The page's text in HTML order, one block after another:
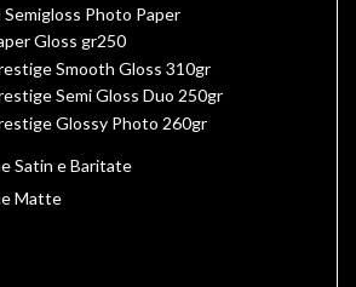
Semigloss Photo Paper
Gloss gr250
Smooth Gloss 310gr
Semi Gloss Duo 250gr
Glossy Photo 260gr
Satin e Baritate
Matte